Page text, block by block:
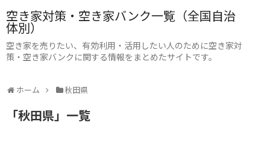
空き家対策・空き家バンク一覧（全国自治
体別）
空き家を売りたい、有効利用・活用したい人のために空き家対
策・空き家バンクに関する情報をまとめたサイトです。
ホーム 秋田県
「秋田県」 一覧